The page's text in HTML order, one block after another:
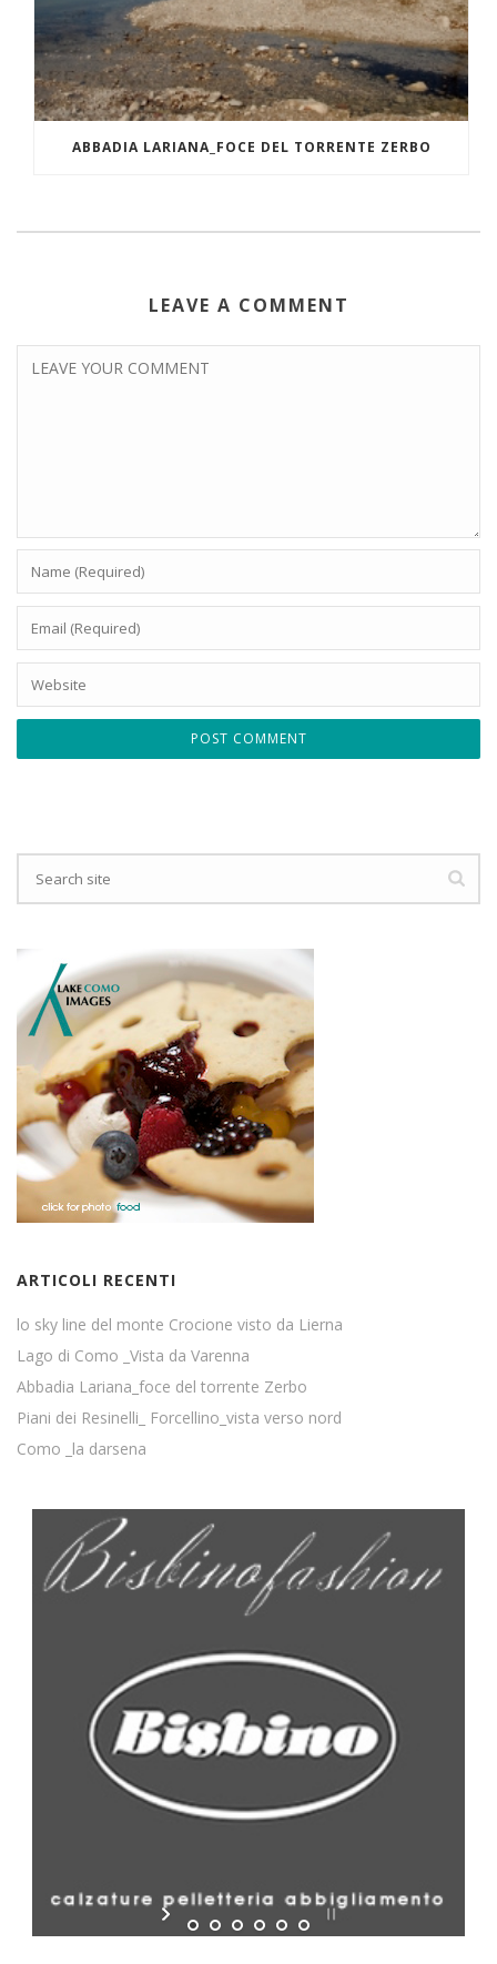
ABBADIA LARIANA_FOCE DEL TORRENTE ZERBO
LEAVE A COMMENT
ARTICOLI RECENTI
lo sky line del monte Crocione visto da Lierna
Lago di Como _Vista da Varenna
Abbadia Lariana_foce del torrente Zerbo
Piani dei Resinelli_ Forcellino_vista verso nord
Como _la darsena